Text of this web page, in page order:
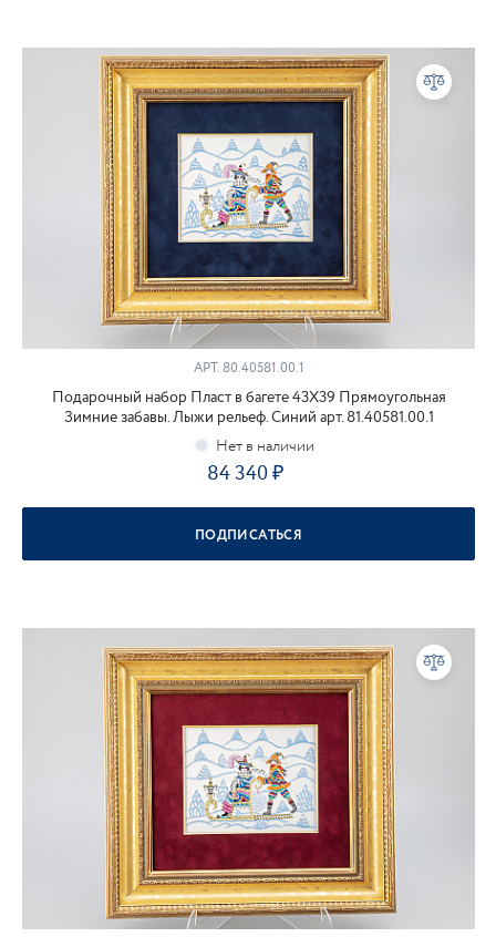
АРТ.80.40581.00.1
Подарочный набор Пласт в багете 43Х39 Прямоугольная
Зимние забавы. Лыжи рельеф. Синий арт. 81.40581.00.1
84 340
ПОДПИСАТЬСЯ